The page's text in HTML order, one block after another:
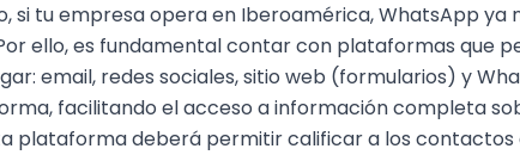
si tu empresa opera en Iberoamérica, WhatsApp ya
ello, es fundamental contar con plataformas que
email, redes sociales, sitio web (formularios) y
facilitando el acceso a información completa
plataforma deberá permitir calificar a los